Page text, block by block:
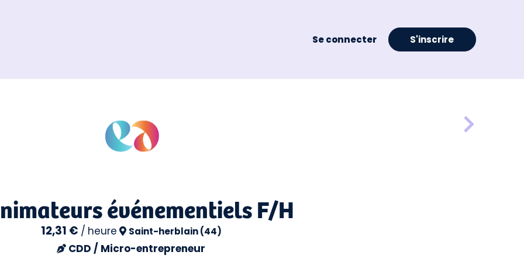
Se connecter S'inscrire
événementiels F/H
12,31 € / heure Saint-herblain (44)
CDD / Micro-entrepreneur